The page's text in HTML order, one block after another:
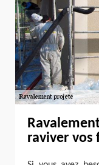
raviver vos